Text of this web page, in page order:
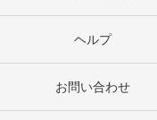
ヘルプ
お問い合わせ